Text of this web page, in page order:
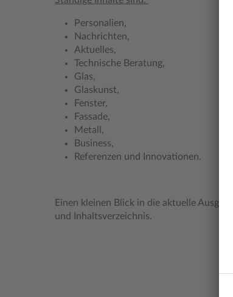
Personalien,
Nachrichten,
Aktuelles,
Technische Beratung,
Glas,
Glaskunst,
Fenster,
Fassade,
Metall,
Business,
Referenzen und Innovationen.
Einen kleinen Blick in die aktuelle
und Inhaltsverzeichnis.